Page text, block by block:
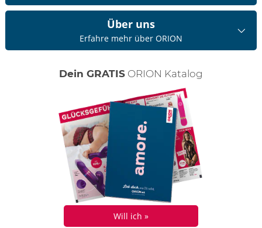
Über uns
Erfahre mehr über ORION
Dein GRATIS ORION Katalog
Will ich »